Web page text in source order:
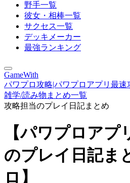
野手一覧
彼女・相棒一覧
サクセス一覧
デッキメーカー
最強ランキング
GameWith
パワプロ攻略|パワプロアプリ最速
雑学/読み物まとめ一覧
攻略担当のプレイ日記まとめ
【パワプロアプ
のプレイ日記ま
ロ】